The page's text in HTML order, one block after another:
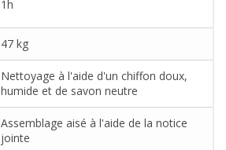
1h
47 kg
Nettoyage à l'aide d'un chiffon doux,
humide et de savon neutre
Assemblage aisé à l'aide de la notice
jointe